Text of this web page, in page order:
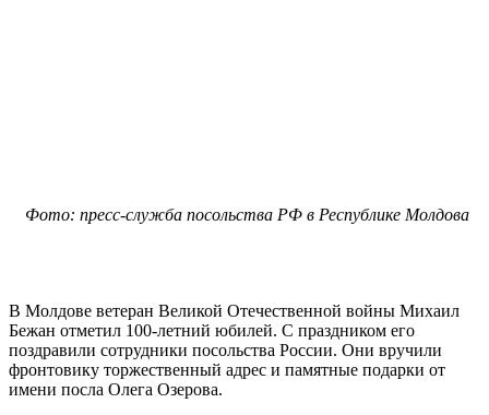
Фото: пресс-служба посольства РФ в Республике Молдова
В Молдове ветеран Великой Отечественной войны Михаил
Бежан отметил 100-летний юбилей. С праздником его
поздравили сотрудники посольства России. Они вручили
фронтовику торжественный адрес и памятные подарки от
имени посла Олега Озерова.